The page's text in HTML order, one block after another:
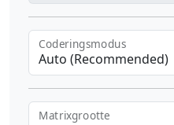
Auto (Recommended)
Coderingsmodus
Matrixgrootte